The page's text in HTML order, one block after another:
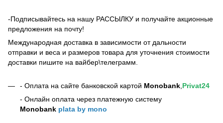
-Подписывайтесь на нашу РАССЫЛКУ и получайте акционные
предложения на почту!
Международная доставка в зависимости от дальности
отправки и веса и размеров товара для уточнения стоимости
доставки пишите на вайбер\телеграмм.
- Оплата на сайте банковской картой Monobank Privat24
- Онлайн оплата через платежную систему
Monobank plata by mono